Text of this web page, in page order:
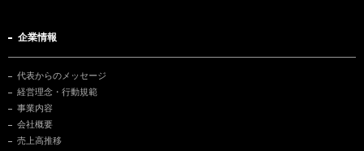
企業情報
代表からのメッセージ
経営理念・行動規範
事業内容
会社概要
売上高推移